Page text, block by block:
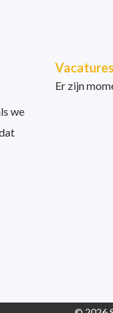
we
Vacatures
Er zijn